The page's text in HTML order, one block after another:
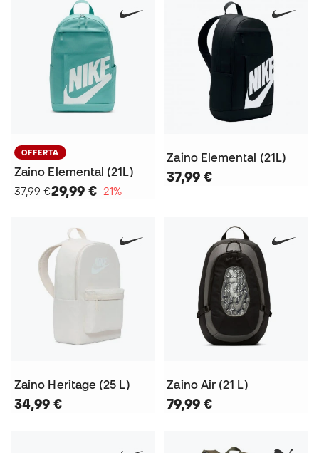
OFFERTA
Zaino Elemental (21L)
37,99 €29,99 €−21%
Zaino Elemental (21L)
37,99 €
Zaino Heritage (25 L)
34,99 €
Zaino Air (21 L)
79,99 €